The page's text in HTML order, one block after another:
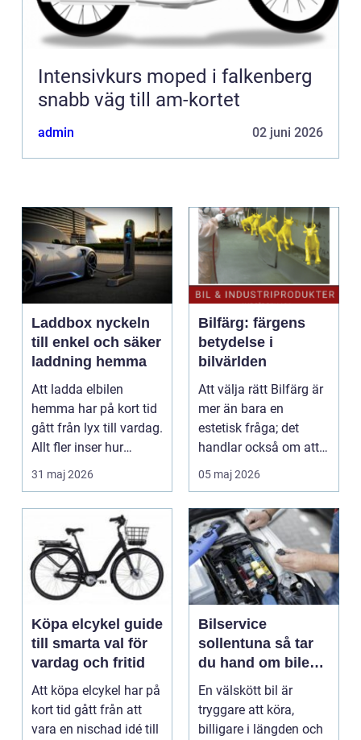
Intensivkurs moped i falkenberg
snabb väg till am-kortet
admin 02 juni 2026
Laddbox nyckeln
till enkel och säker
laddning hemma
Att ladda elbilen
hemma har på kort tid
gått från lyx till vardag.
Allt fler inser hur
smidigt det ä...
31 maj 2026
Bilfärg: färgens
betydelse i
bilvärlden
Att välja rätt Bilfärg är
mer än bara en
estetisk fråga; det
handlar också om att
förstå hur val av ...
05 maj 2026
Köpa elcykel guide
till smarta val för
vardag och fritid
Att köpa elcykel har på
kort tid gått från att
vara en nischad idé till
Bilservice
sollentuna så tar
du hand om bilen
på rätt sätt
En välskött bil är
tryggare att köra,
billigare i längden och